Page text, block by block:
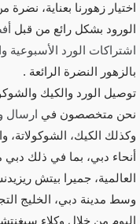
اختيار زهورنا بعناية،
الورود بشكل رائع من قبل
اشتراكات الورد الأسبوعية
بالزهور النضرة الرائعة .
توصيل الورد والكيك
نحن متخصصون في ارسال
وكذلك الكيك، الشوكولاتة،
أنحاء دبي، بما في ذلك دبي
العالمية، جميرا بيتش
وسط مدينة دبي، الخليج
اليوم من خلال وكلاء